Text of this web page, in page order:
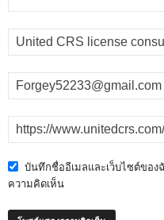
บันทึกชื่ออีเมลและเว็บไซต์ของ
ความคิดเห็น